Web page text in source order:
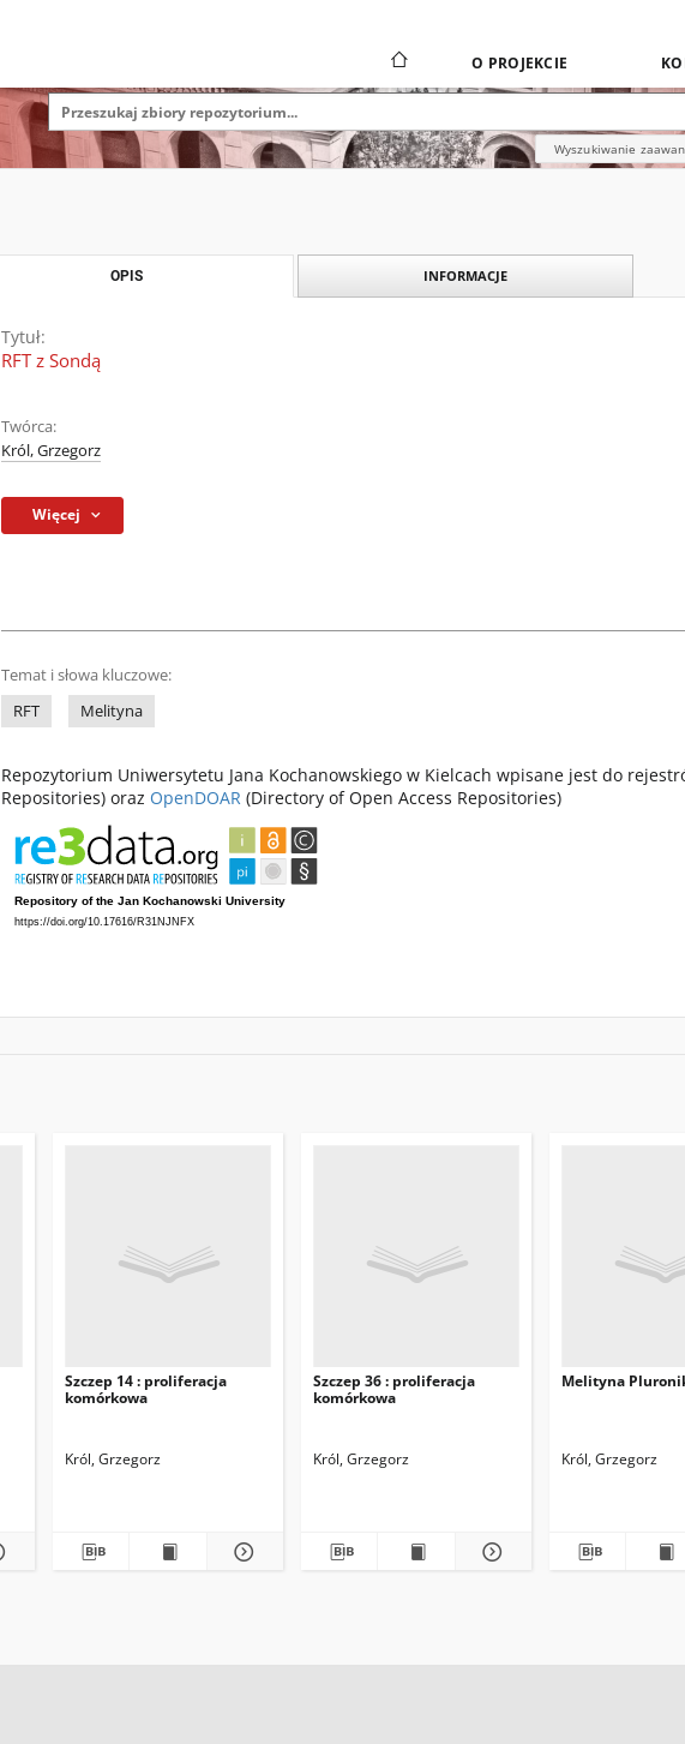
O PROJEKCIE
Wyszukiwanie
OPIS INFORMACJE
Tytuł:
RFT z Sondą
Twórca:
Król, Grzegorz
Więcej
Temat i słowa kluczowe:
RFT
Melityna
Repozytorium Uniwersytetu Jana Kochanowskiego w Kielcach wpisane jest do
Repositories) oraz OpenDOAR (Directory of Open Access Repositories)
Szczep 14 : proliferacja
komórkowa
Król, Grzegorz
Szczep 36 : proliferacja
komórkowa
Król, Grzegorz
Melityna
Król, Grzegorz